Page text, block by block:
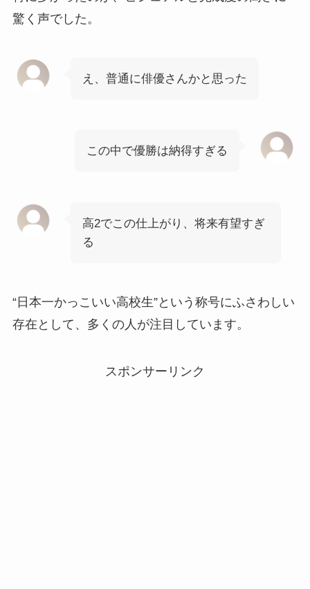
驚く声でした。
え、普通に俳優さんかと思った
この中で優勝は納得すぎる
高2でこの仕上がり、将来有望すぎ
る
“日本一かっこいい高校生”という称号にふさわしい
存在として、多くの人が注目しています。
スポンサーリンク